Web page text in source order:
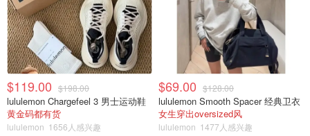
3、番茄去蒂，切块，锅里放油，用中小火炒，一边炒一边
$119.00 $198.00
lululemon Chargefeel 3 男士运动鞋
黄金码都有货
lululemon 1656人感兴趣
$69.00 $128.00
lululemon Smooth Spacer 经典卫衣
女生穿出oversized风
lululemon 1477人感兴趣